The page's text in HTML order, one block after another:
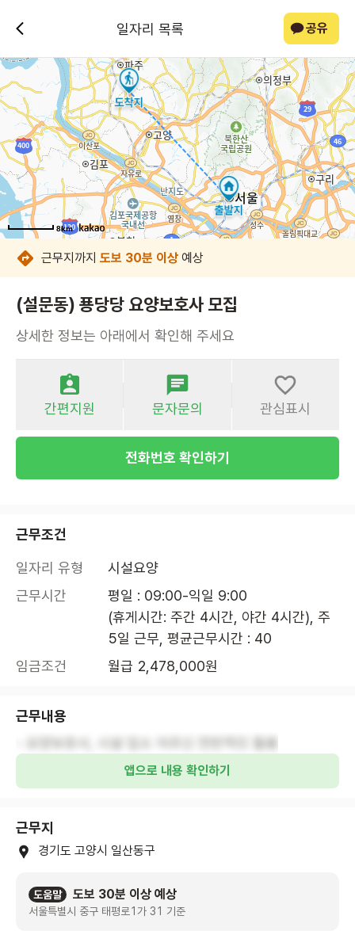
일자리 목록 공유
8km
8km
8km
8km
8km
8km
8km
8km
근무지까지 도보 30분 이상 예상
(설문동) 푱당당 요양보호사 모집
상세한 정보는 아래에서 확인해 주세요
간편지원 문자문의 관심표시
전화번호 확인하기
근무조건
일자리 유형
시설요양
근무시간
평일 : 09:00-익일 9:00
(휴게시간: 주간 4시간, 야간 4시간), 주
5일 근무, 평균근무시간 : 40
임금조건
월급 2,478,000원
근무내용
앱으로 내용 확인하기
근무지
경기도 고양시 일산동구
도움말 도보 30분 이상 예상
서울특별시 중구 태평로1가 31 기준